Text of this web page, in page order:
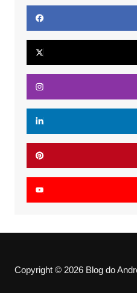
Copyright © 2026 Blog do